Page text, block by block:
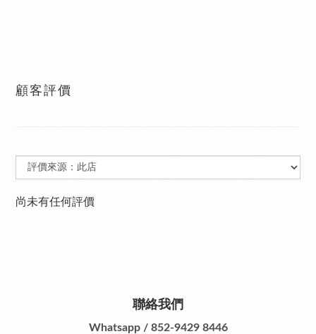
顧客評價
尚未有任何評價
聯絡我們
Whatsapp / 852-9429 8446